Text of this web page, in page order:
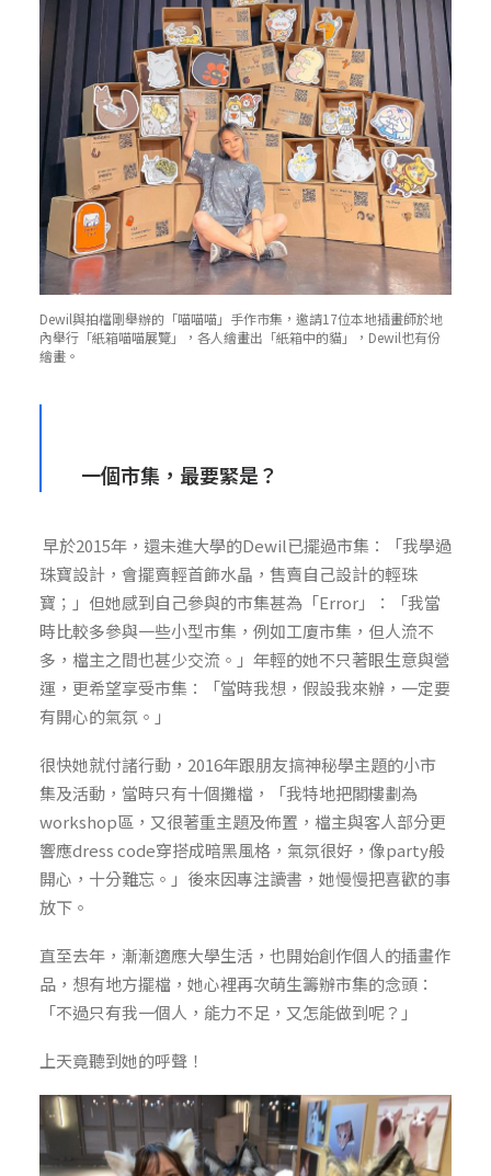
Dewil與拍檔剛舉辦的「喵喵喵」手作市集，邀請17位本地插畫師於地
內舉行「紙箱喵喵展覽」，各人繪畫出「紙箱中的貓」，Dewil也有份
繪畫。
一個市集，最要緊是？
早於2015年，還未進大學的Dewil已擺過市集：「我學過
珠寶設計，會擺賣輕首飾水晶，售賣自己設計的輕珠
寶；」但她感到自己參與的市集甚為「Error」
：「我當
時比較多參與一些小型市集，例如工廈市集，但人流不
多，檔主之間也甚少交流。」年輕的她不只著眼生意與營
運，更希望享受市集：「當時我想，假設我來辦，一定要
有開心的氣氛。」
很快她就付諸行動， 2016年跟朋友搞神秘學主題的小市
集及活動，當時只有十個攤檔，「我特地把閣樓劃為
workshop區，又很著重主題及佈置，檔主與客人部分更
響應dresscode穿搭成暗黑風格，氣氛很好 ，像party般
開心 ，十分難忘。」後來因專注讀書，她慢慢把喜歡的事
放下。
直至去年，漸漸適應大學生活，也開始創作個人的插畫作
品，想有地方擺檔，她心裡再次萌生籌辦市集的念頭：
「不過只有我一個人，能力不足，又怎能做到呢？」
上天竟聽到她的呼聲！